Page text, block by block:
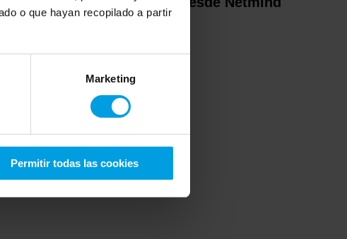
o que hayan recopilado a partir
Marketing
Permitir todas las cookies